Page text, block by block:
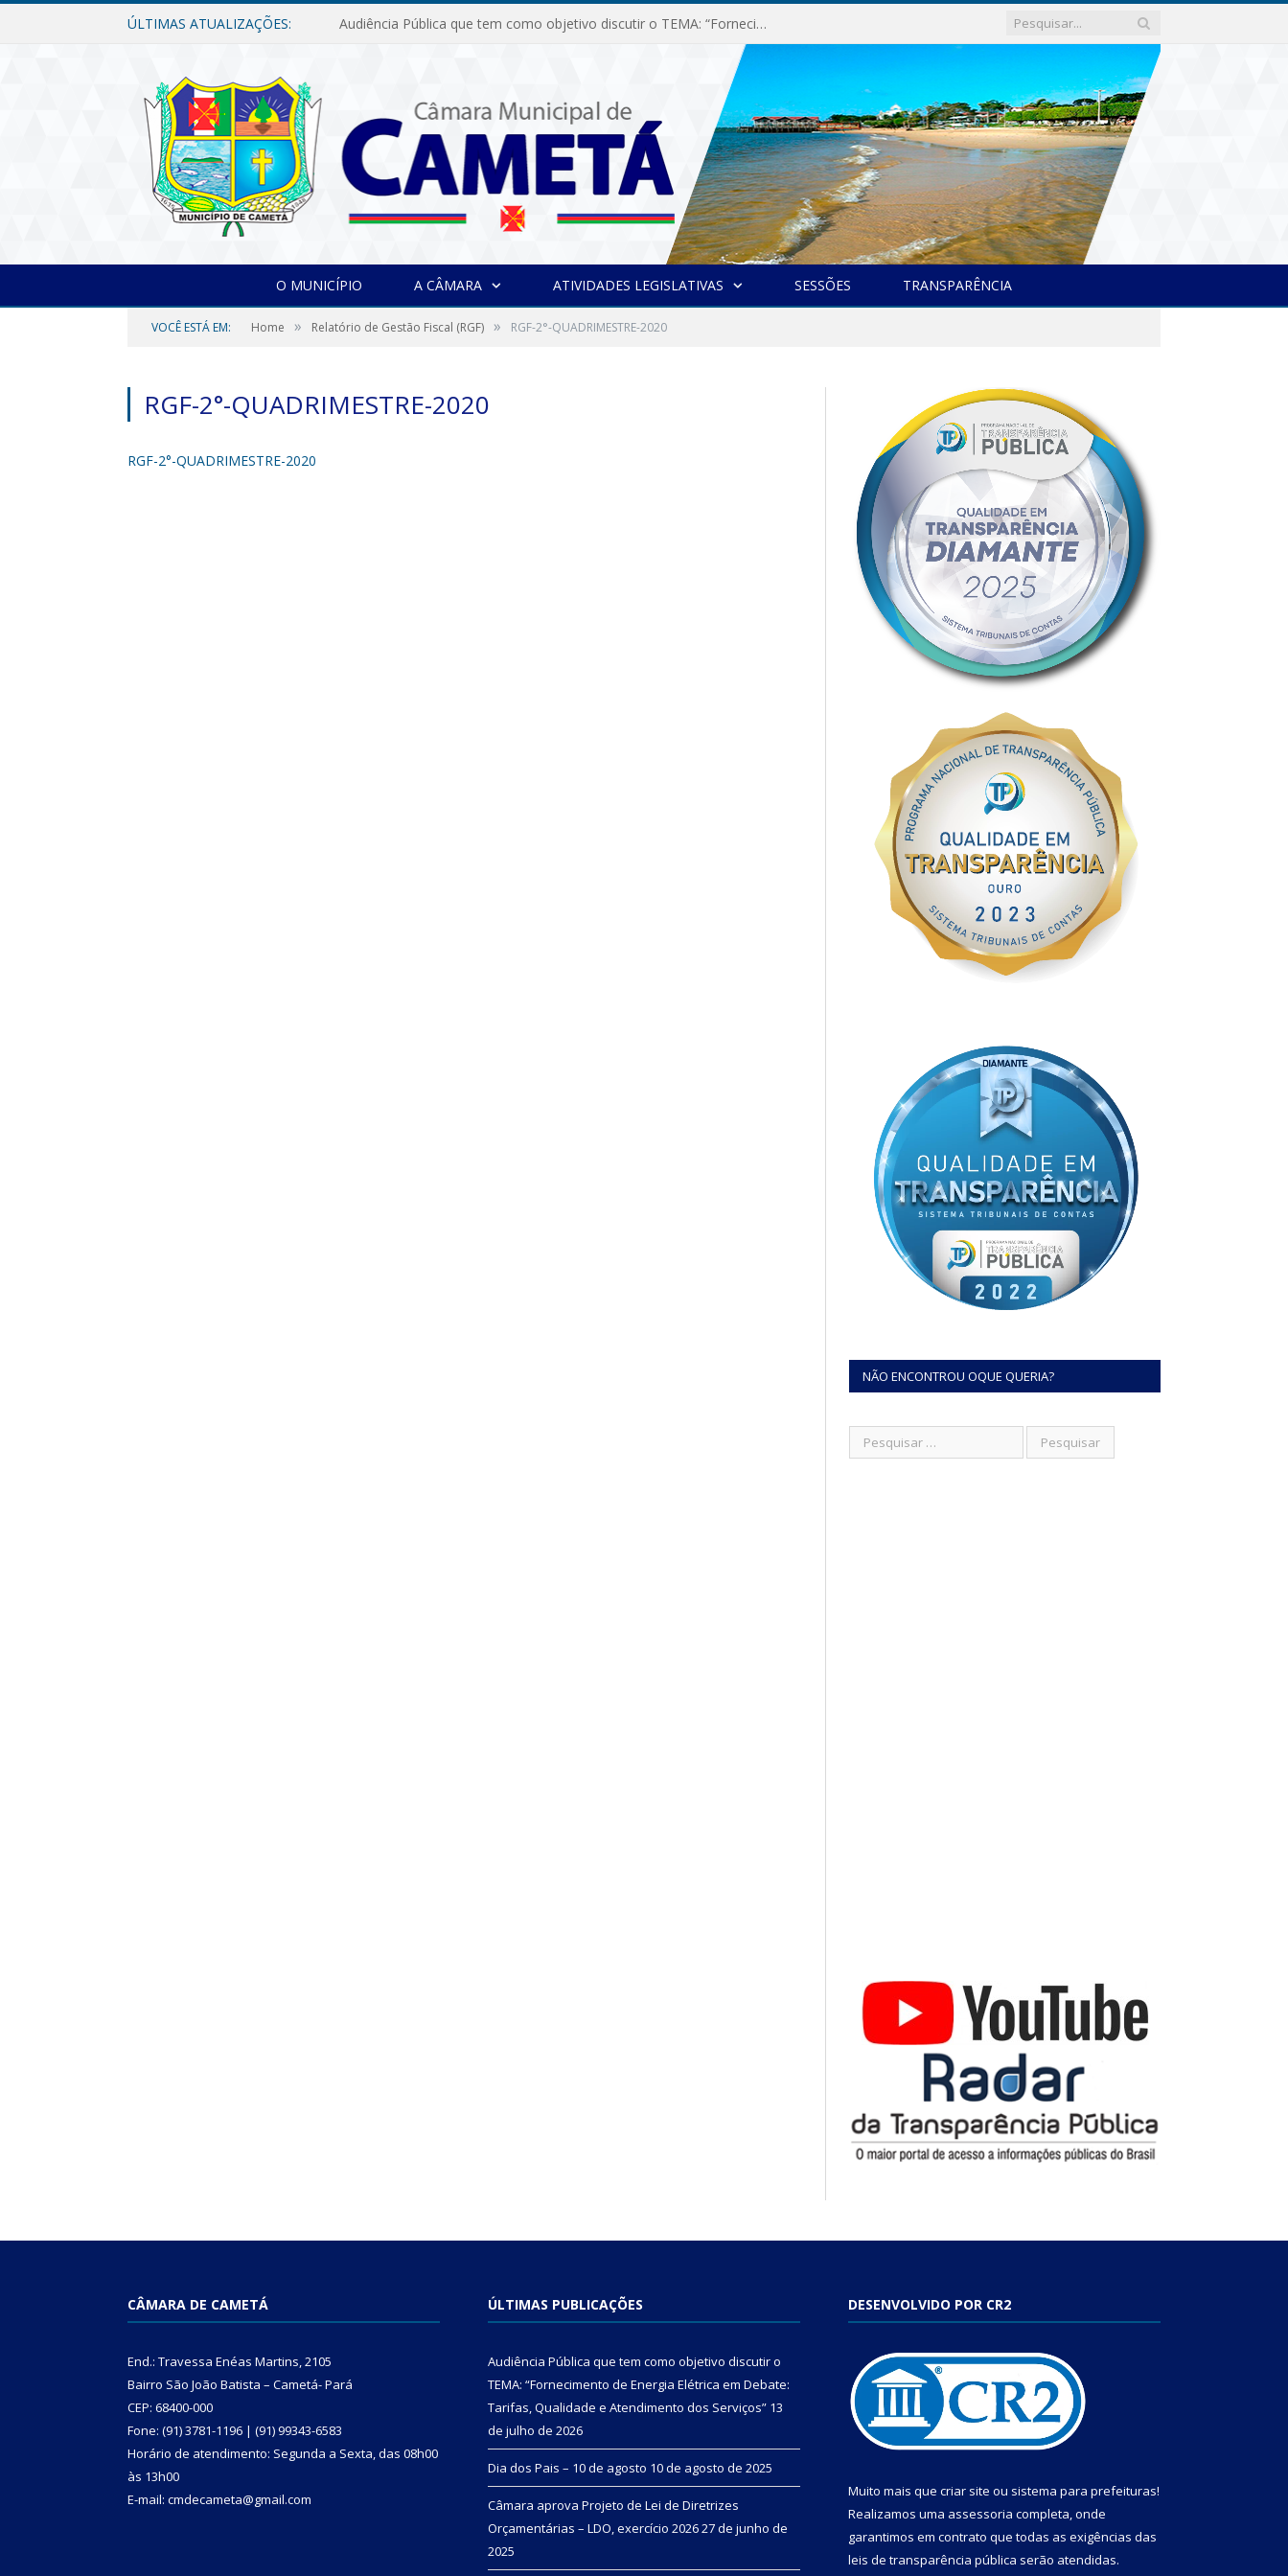
ÚLTIMAS ATUALIZAÇÕES: Audiência Pública que tem como objetivo discutir o TEMA: “Fornecimento de Energia Elétrica em Debate: Tarifas, Qualidade e Atendimento dos Serviços”
O MUNICÍPIO A CÂMARA ATIVIDADES LEGISLATIVAS SESSÕES TRANSPARÊNCIA
VOCÊ ESTÁ EM: Home » Relatório de Gestão Fiscal (RGF) » RGF-2°-QUADRIMESTRE-2020
RGF-2°-QUADRIMESTRE-2020
RGF-2°-QUADRIMESTRE-2020
NÃO ENCONTROU OQUE QUERIA?
CÂMARA DE CAMETÁ
End.: Travessa Enéas Martins, 2105
Bairro São João Batista – Cametá- Pará
CEP: 68400-000
Fone: (91) 3781-1196 | (91) 99343-6583
Horário de atendimento: Segunda a Sexta, das 08h00
às 13h00
E-mail: cmdecameta@gmail.com
ÚLTIMAS PUBLICAÇÕES
Audiência Pública que tem como objetivo discutir o
TEMA: “Fornecimento de Energia Elétrica em Debate:
Tarifas, Qualidade e Atendimento dos Serviços” 13
de julho de 2026
Dia dos Pais – 10 de agosto 10 de agosto de 2025
Câmara aprova Projeto de Lei de Diretrizes
Orçamentárias – LDO, exercício 202627 de junho de
2025
DESENVOLVIDO POR CR2
Muito mais que criar site ou sistema para prefeituras!
Realizamos uma assessoria completa, onde
garantimos em contrato que todas as exigências das
leis de transparência pública serão atendidas.